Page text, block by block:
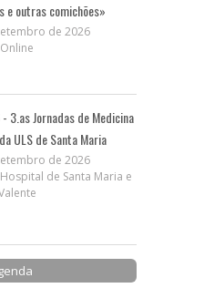
e outras comichões»
de 2026
Online
- 3.as Jornadas de Medicina
ULS de Santa Maria
de 2026
Hospital de Santa Maria e